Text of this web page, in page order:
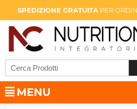
SPEDIZIONE GRATUITAPER
MENU